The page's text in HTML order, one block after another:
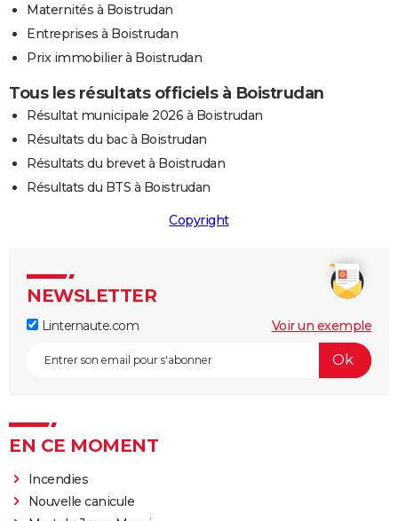
Maternités à Boistrudan
Entreprises à Boistrudan
Prix immobilier à Boistrudan
Tous les résultats officiels à Boistrudan
Résultat municipale 2026 à Boistrudan
Résultats du bac à Boistrudan
Résultats du brevet à Boistrudan
Résultats du BTS à Boistrudan
Copyright
NEWSLETTER
Linternaute.com Voir un exemple
EN CE MOMENT
Incendies
Nouvelle canicule